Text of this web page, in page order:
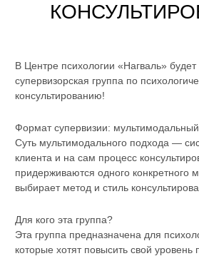
В Центре психологии «Нагваль» будет
супервизорская группа по
консультированию!
Формат супервизии:
Суть мультимодального подхода —
клиента и на сам процесс
придерживаются одного конкретного
выбирает метод и стиль
Для кого эта группа?
Эта группа предназначена для
которые хотят повысить свой